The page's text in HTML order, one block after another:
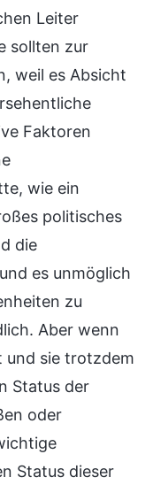
Leiter
sollten zur
weil es Absicht
Faktoren
wie ein
politisches
die
es unmöglich
zu
Aber wenn
und sie trotzdem
Status der
oder
Status dieser